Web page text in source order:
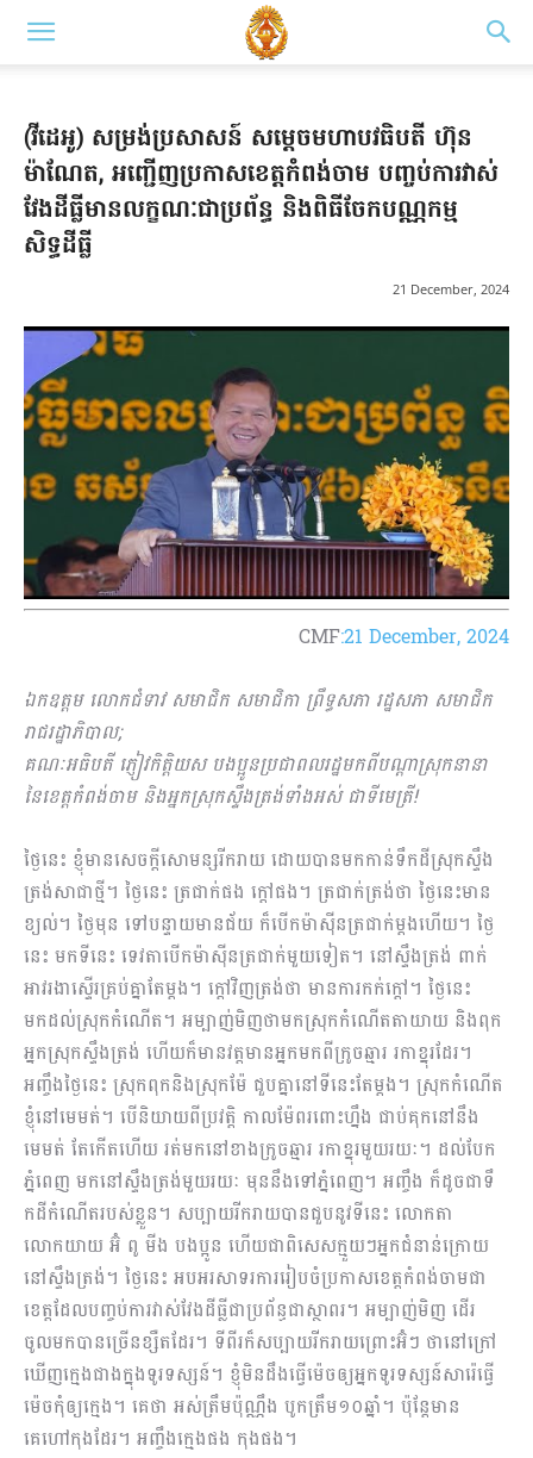
(វីដេអូ) សម្រង់ប្រសាសន៍ សម្តេចមហាបវធិបតី ហ៊ុន
ម៉ាណែត, អញ្ជើញប្រកាសខេត្តកំពង់ចាម បញ្ចប់ការវាស់
វែងដីធ្លីមានលក្ខណៈជាប្រព័ន្ធ និងពិធីចែកបណ្ណកម្ម
សិទ្ធដីធ្លី
21 December, 2024
CMF:21 December, 2024
ឯកឧត្តម លោកជំទាវ សមាជិក សមាជិកា ព្រឹទ្ធសភា រដ្ឋសភា សមាជិក
រាជរដ្ឋាភិបាល;
គណៈអធិបតី ភ្ញៀវកិត្តិយស បងប្អូនប្រជាពលរដ្ឋមកពីបណ្ដាស្រុកនានា
នៃខេត្តកំពង់ចាម និងអ្នកស្រុកស្ទឹងត្រង់ទាំងអស់ ជាទីមេត្រី!
ថ្ងៃនេះ ខ្ញុំមានសេចក្ដីសោមន្សរីករាយ ដោយបានមកកាន់ទឹកដីស្រុកស្ទឹង
ត្រង់សាជាថ្មី។ ថ្ងៃនេះ ត្រជាក់ផង ក្ដៅផង។ ត្រជាក់ត្រង់ថា ថ្ងៃនេះមាន
ខ្យល់។ ថ្ងៃមុន ទៅបន្ទាយមានជ័យ ក៏បើកម៉ាស៊ីនត្រជាក់ម្ដងហើយ។ ថ្ងៃ
នេះ មកទីនេះ ទេវតាបើកម៉ាស៊ីនត្រជាក់មួយទៀត។ នៅស្ទឹងត្រង់ ពាក់
អាវរងាស្ទើរគ្រប់គ្នាតែម្ដង។ ក្ដៅវិញត្រង់ថា មានការកក់ក្ដៅ។ ថ្ងៃនេះ
មកដល់ស្រុកកំណើត។ អម្បាញ់មិញថាមកស្រុកកំណើតតាយាយ និងពុក
អ្នកស្រុកស្ទឹងត្រង់ ហើយក៏មានវត្តមានអ្នកមកពីក្រូចឆ្មារ រកាខ្នុរដែរ។
អញ្ចឹងថ្ងៃនេះ ស្រុកពុកនិងស្រុកម៉ែ ជួបគ្នានៅទីនេះតែម្ដង។ ស្រុកកំណើត
ខ្ញុំនៅមេមត់។ ​បើនិយាយពីប្រវត្តិ កាលម៉ែពរពោះហ្នឹង ជាប់គុកនៅនឹង
មេមត់ តែកើតហើយ រត់មកនៅខាងក្រូចឆ្មារ រកាខ្នុរមួយរយៈ។ ដល់បែក
ភ្នំពេញ មកនៅស្ទឹងត្រង់មួយរយៈ មុននឹងទៅភ្នំពេញ។ អញ្ចឹង ក៏ដូចជាទឹ​
កដីកំណើតរបស់ខ្លួន។ សប្បាយរីករាយបានជួបនូវទីនេះ លោកតា
លោកយាយ អ៊ំ ពូ មីង បងប្អូន​ ហើយជាពិសេសក្មួយ​ៗអ្នកជំនាន់ក្រោយ
នៅស្ទឹងត្រង់។ ថ្ងៃនេះ អបអរសាទរការរៀបចំប្រកាសខេត្តកំពង់ចាមជា
ខេត្តដែលបញ្ចប់ការវាស់វែងដីធ្លីជាប្រព័ន្ធជាស្ថាពរ។ អម្បាញ់មិញ ដើរ
ចូលមកបានច្រើនខ្សឺតដែរ។ ទីពីរក៏សប្បាយរីករាយព្រោះ​អ៊ំៗ ថានៅក្រៅ
ឃើញក្មេងជាងក្នុងទូរទស្សន៍។ ខ្ញុំមិនដឹងធ្វើម៉េចឲ្យអ្នកទូរទស្សន៍សារ៉េធ្វើ
ម៉េចកុំឲ្យក្មេង។ គេថា អស់ត្រឹមប៉ុណ្ណឹង បូកត្រឹម១០ឆ្នាំ។ ប៉ុន្តែមាន
គេហៅកុងដែរ។ អញ្ចឹងក្មេងផង កុងផង។